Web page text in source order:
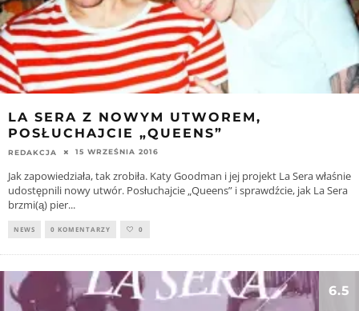
LA SERA Z NOWYM UTWOREM,
POSŁUCHAJCIE „QUEENS”
REDAKCJA 15 WRZEŚNIA 2016
Jak zapowiedziała, tak zrobiła. Katy Goodman i jej projekt La Sera właśnie
udostępnili nowy utwór. Posłuchajcie „Queens” i sprawdźcie, jak La Sera
brzmi(ą) pier...
NEWS 0 KOMENTARZY 0
6.5